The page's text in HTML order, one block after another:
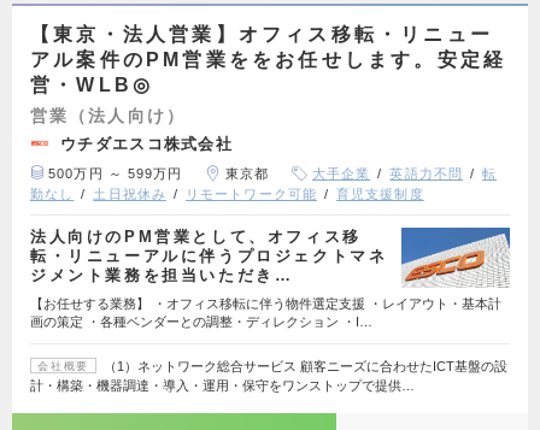
【東京・法人営業】オフィス移転・リニュー
アル案件のPM営業ををお任せします。安定経
営・WLB◎
営業（法人向け）
ウチダエスコ株式会社
500万円 ～ 599万円 東京都 大手企業 英語力不問
転
勤なし
土日祝休み リモートワーク可能 育児支援制度
法人向けのPM営業として、オフィス移
転・リニューアルに伴うプロジェクトマネ
ジメント業務を担当いただき…
【お任せする業務】 ・オフィス移転に伴う物件選定支援 ・レイアウト・基本計
画の策定 ・各種ベンダーとの調整・ディレクション ・I…
会社概要
（1）ネットワーク総合サービス 顧客ニーズに合わせたICT基盤の設
計・構築・機器調達・導入・運用・保守をワンストップで提供…